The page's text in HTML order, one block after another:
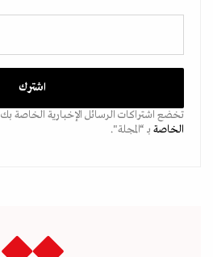
تخضع اشتراكات الرسائل الإخبارية الخاصة بك
الخاصة بـ “المجلة".